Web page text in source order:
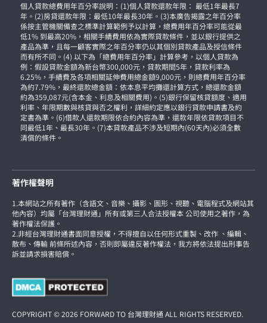
個人貸款總費用年百分率說明：(1)個人貸款還款年限： 最低1年最長7
年。(2)房貸還款年限：最低10年最長30年。(3)本廣告揭露之年百分率
係按主管機關備查之標準計算範例予以計算，總費用年百分率可能從最
低1% 到最高20%，相關手續費用依為實際貸款條件，並以銀行提供之
產品為準，且每一顧客實際之年百分率仍以其個別貸款產品及授信條件
而有所不同。(4) 以下為「總費用年百分率」計算參考，以個人貸款為
例：假設貸款金額為新台幣300,000元，貸款期間5年，貸款利率為
6.25%，手續費及各項相關延伸費用總金額9,000元，則總費用年百分率
為約7.79%，最終還款總金額：依本息平均攤還計算方式，總還款金額
約為359,087元(含本金、利息及相關費用)。(5)銀行保留核貸額度、適用
利率、年限期數與核貸與否之權利，詳細約定應以銀行貸款申請書及約
定書為準。(6)借款人還款期限依合約內容為準，還款年限依貸款項目不
同最低1年、最長30年。(7)本貸款產品不涉及短期內(60天內)必須全數
清償的條件。
著作權聲明
1.本網站之所有著作（含語文、音樂、攝影、圖形、視聽、電腦程式及網站其
他內容）均屬「台灣理財通」所有或第三人合法授權本 公司使用之著作，為
著作權法保護。
2.非經台灣理財通書面同意授權，不得擅自以任何形式重製、改作 、編輯、
散布、傳輸 前條所述內容，否則即屬違反著作權法，我方將依法提出刑事告
訴並請求損害賠償。
COPYRIGHT © 2026 FORWARD TO 台灣理財通 ALL RIGHTS RESERVED.